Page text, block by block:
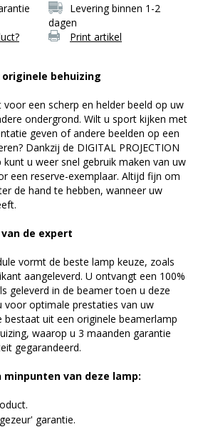
Levering binnen 1-2
dagen
Print artikel
behuizing
een scherp en helder beeld op uw
ondergrond. Wilt u sport kijken met
geven of andere beelden op een
Dankzij de DIGITAL PROJECTION
kunt u weer snel gebruik maken van uw
een reserve-exemplaar. Altijd fijn om
de hand te hebben, wanneer uw
de expert
vormt de beste lamp keuze, zoals
aangeleverd. U ontvangt een 100%
geleverd in de beamer toen u deze
voor optimale prestaties van uw
bestaat uit een originele beamerlamp
waarop u 3 maanden garantie
gegarandeerd.
van deze lamp:
garantie.